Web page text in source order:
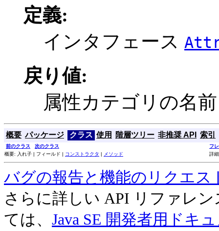
定義:
インタフェース
戻り値:
属性カテゴリの名前
概要 パッケージ クラス 使用 階層ツリー 非推奨 API 索引
前のクラス 次のクラス
フ
概要: 入れ子 | フィールド | コンストラクタ | メソッド 詳
バグの報告と機能のリクエス
さらに詳しい API リファレ
ては、 Java SE 開発者用ドキ